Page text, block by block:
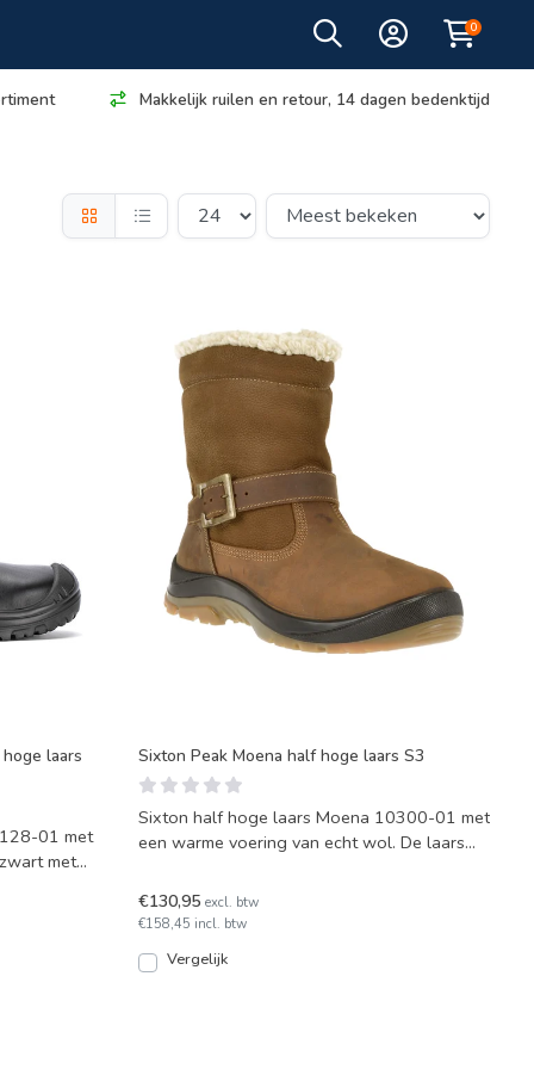
0
Makkelijk ruilen en retour, 14 dagen bedenktijd
laars
01 met
met
Sixton Peak Moena half hoge laars S3
Sixton half hoge laars Moena 10300-01 met
een warme voering van echt wol. De laars
€130,95 excl. btw
€158,45 incl. btw
Vergelijk